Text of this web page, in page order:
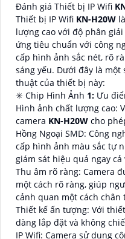
Đánh giá Thiết bị IP Wifi
Thiết bị IP Wifi KN-H20W
lượng cao với độ phân
ứng tiêu chuẩn với công
cấp hình ảnh sắc nét, rõ
sáng yếu. Dưới đây là một
thuật của thiết bị này:
✳️ Chip Hình Ảnh 1: Ưu
Hình ảnh chất lượng cao:
camera KN-H20W cho
Hồng Ngoại SMD: Công
cấp hình ảnh màu sắc tự
giám sát hiệu quả ngay cả
Thu âm rõ ràng: Camera
một cách rõ ràng, giúp
cảnh quan một cách chân
Thiết kế ấn tượng: Với
dàng lắp đặt và không
IP Wifi: Camera sử dụng